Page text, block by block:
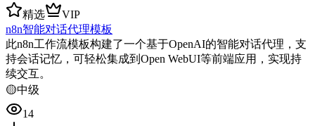
精选
VIP
n8n智能对话代理模板
此n8n工作流模板构建了一个基于OpenAI的智能对话代理，支
持会话记忆，可轻松集成到Open WebUI等前端应用，实现持
续交互。
🟡中级
14